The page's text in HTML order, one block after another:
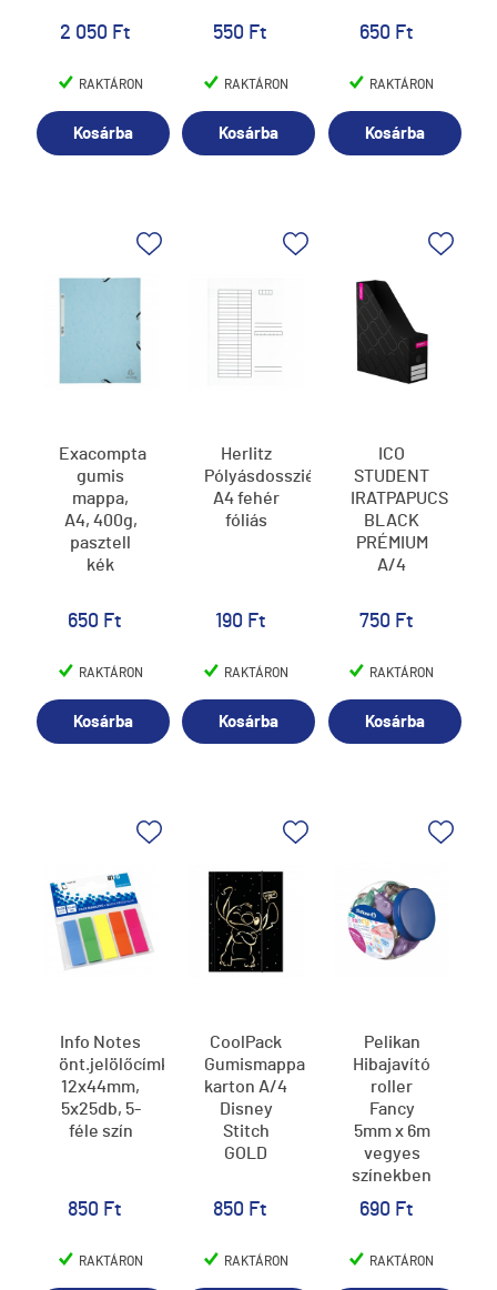
2 050 Ft
RAKTÁRON
Kosárba
550 Ft
RAKTÁRON
Kosárba
650 Ft
RAKTÁRON
Kosárba
Exacompta
gumis
mappa,
A4, 400g,
pasztell
kék
650 Ft
RAKTÁRON
Kosárba
Herlitz
Pólyásdosszié
A4 fehér
fóliás
190 Ft
RAKTÁRON
Kosárba
ICO
STUDENT
IRATPAPUCS
BLACK
PRÉMIUM
A/4
750 Ft
RAKTÁRON
Kosárba
Info Notes
önt.jelölőcímke,
12x44mm,
5x25db, 5-
féle szín
850 Ft
RAKTÁRON
CoolPack
Gumismappa
karton A/4
Disney
Stitch
GOLD
850 Ft
RAKTÁRON
Pelikan
Hibajavító
roller
Fancy
5mm x 6m
vegyes
színekben
690 Ft
RAKTÁRON